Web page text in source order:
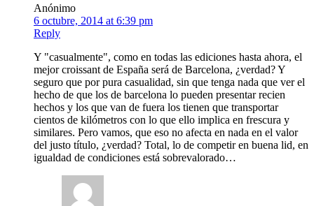
Anónimo
6 octubre, 2014 at 6:39 pm
Reply
Y "casualmente", como en todas las ediciones hasta ahora, el
mejor croissant de España será de Barcelona, ¿verdad? Y
seguro que por pura casualidad, sin que tenga nada que ver el
hecho de que los de barcelona lo pueden presentar recien
hechos y los que van de fuera los tienen que transportar
cientos de kilómetros con lo que ello implica en frescura y
similares. Pero vamos, que eso no afecta en nada en el valor
del justo título, ¿verdad? Total, lo de competir en buena lid, en
igualdad de condiciones está sobrevalorado…